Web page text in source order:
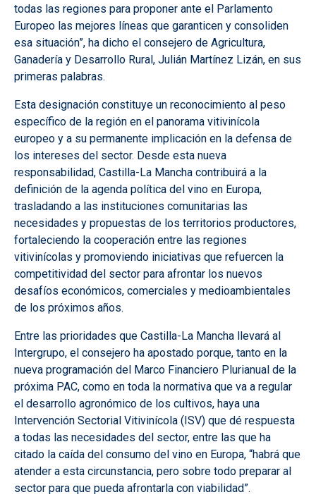
todas las regiones para proponer ante el Parlamento
Europeo las mejores líneas que garanticen y consoliden
esa situación”, ha dicho el consejero de Agricultura,
Ganadería y Desarrollo Rural, Julián Martínez Lizán, en sus
primeras palabras.
Esta designación constituye un reconocimiento al peso
específico de la región en el panorama vitivinícola
europeo y a su permanente implicación en la defensa de
los intereses del sector. Desde esta nueva
responsabilidad, Castilla-La Mancha contribuirá a la
definición de la agenda política del vino en Europa,
trasladando a las instituciones comunitarias las
necesidades y propuestas de los territorios productores,
fortaleciendo la cooperación entre las regiones
vitivinícolas y promoviendo iniciativas que refuercen la
competitividad del sector para afrontar los nuevos
desafíos económicos, comerciales y medioambientales
de los próximos años.
Entre las prioridades que Castilla-La Mancha llevará al
Intergrupo, el consejero ha apostado porque, tanto en la
nueva programación del Marco Financiero Plurianual de la
próxima PAC, como en toda la normativa que va a regular
el desarrollo agronómico de los cultivos, haya una
Intervención Sectorial Vitivinícola (ISV) que dé respuesta
a todas las necesidades del sector, entre las que ha
citado la caída del consumo del vino en Europa, “habrá que
atender a esta circunstancia, pero sobre todo preparar al
sector para que pueda afrontarla con viabilidad”.